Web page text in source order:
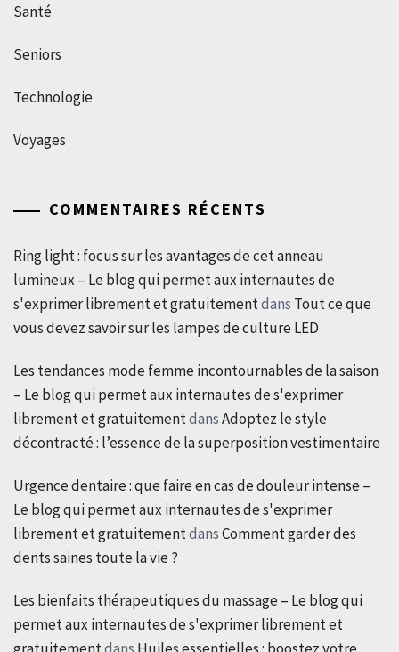
Santé
Seniors
Technologie
Voyages
COMMENTAIRES RÉCENTS
Ring light : focus sur les avantages de cet anneau
lumineux – Le blog qui permet aux internautes de
s'exprimer librement et gratuitementdans Tout ce que
vous devez savoir sur les lampes de culture LED
Les tendances mode femme incontournables de la saison
– Le blog qui permet aux internautes de s'exprimer
librement et gratuitementdansAdoptez le style
décontracté : l’essence de la superposition vestimentaire
Urgence dentaire : que faire en cas de douleur intense –
Le blog qui permet aux internautes de s'exprimer
librement et gratuitementdansComment garder des
dents saines toute la vie ?
Les bienfaits thérapeutiques du massage – Le blog qui
permet aux internautes de s'exprimer librement et